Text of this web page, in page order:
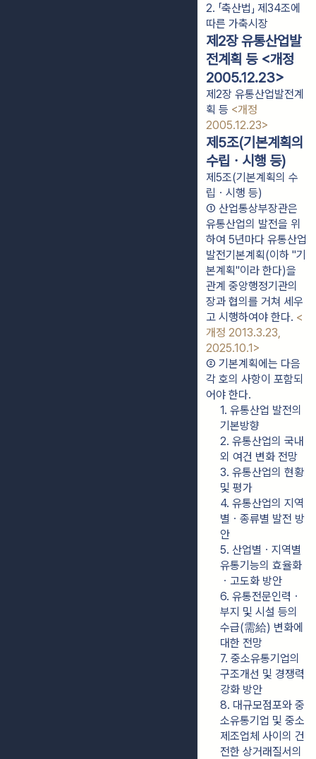
2. 「축산법」 제34조에
따른 가축시장
제2장 유통산업발
전계획 등 <개정
2005.12.23>
제2장 유통산업발전계
획 등 <개정
2005.12.23>
제5조(기본계획의
수립ㆍ시행 등)
제5조(기본계획의 수
립ㆍ시행 등)
① 산업통상부장관은
유통산업의 발전을 위
하여 5년마다 유통산업
발전기본계획(이하 "기
본계획"이라 한다)을
관계 중앙행정기관의
장과 협의를 거쳐 세우
고 시행하여야 한다. <
개정 2013.3.23,
2025.10.1>
② 기본계획에는 다음
각 호의 사항이 포함되
어야 한다.
1. 유통산업 발전의
기본방향
2. 유통산업의 국내
외 여건 변화 전망
3. 유통산업의 현황
및 평가
4. 유통산업의 지역
별ㆍ종류별 발전 방
안
5. 산업별ㆍ지역별
유통기능의 효율화
ㆍ고도화 방안
6. 유통전문인력ㆍ
부지 및 시설 등의
수급(需給) 변화에
대한 전망
7. 중소유통기업의
구조개선 및 경쟁력
강화 방안
8. 대규모점포와 중
소유통기업 및 중소
제조업체 사이의 건
전한 상거래질서의